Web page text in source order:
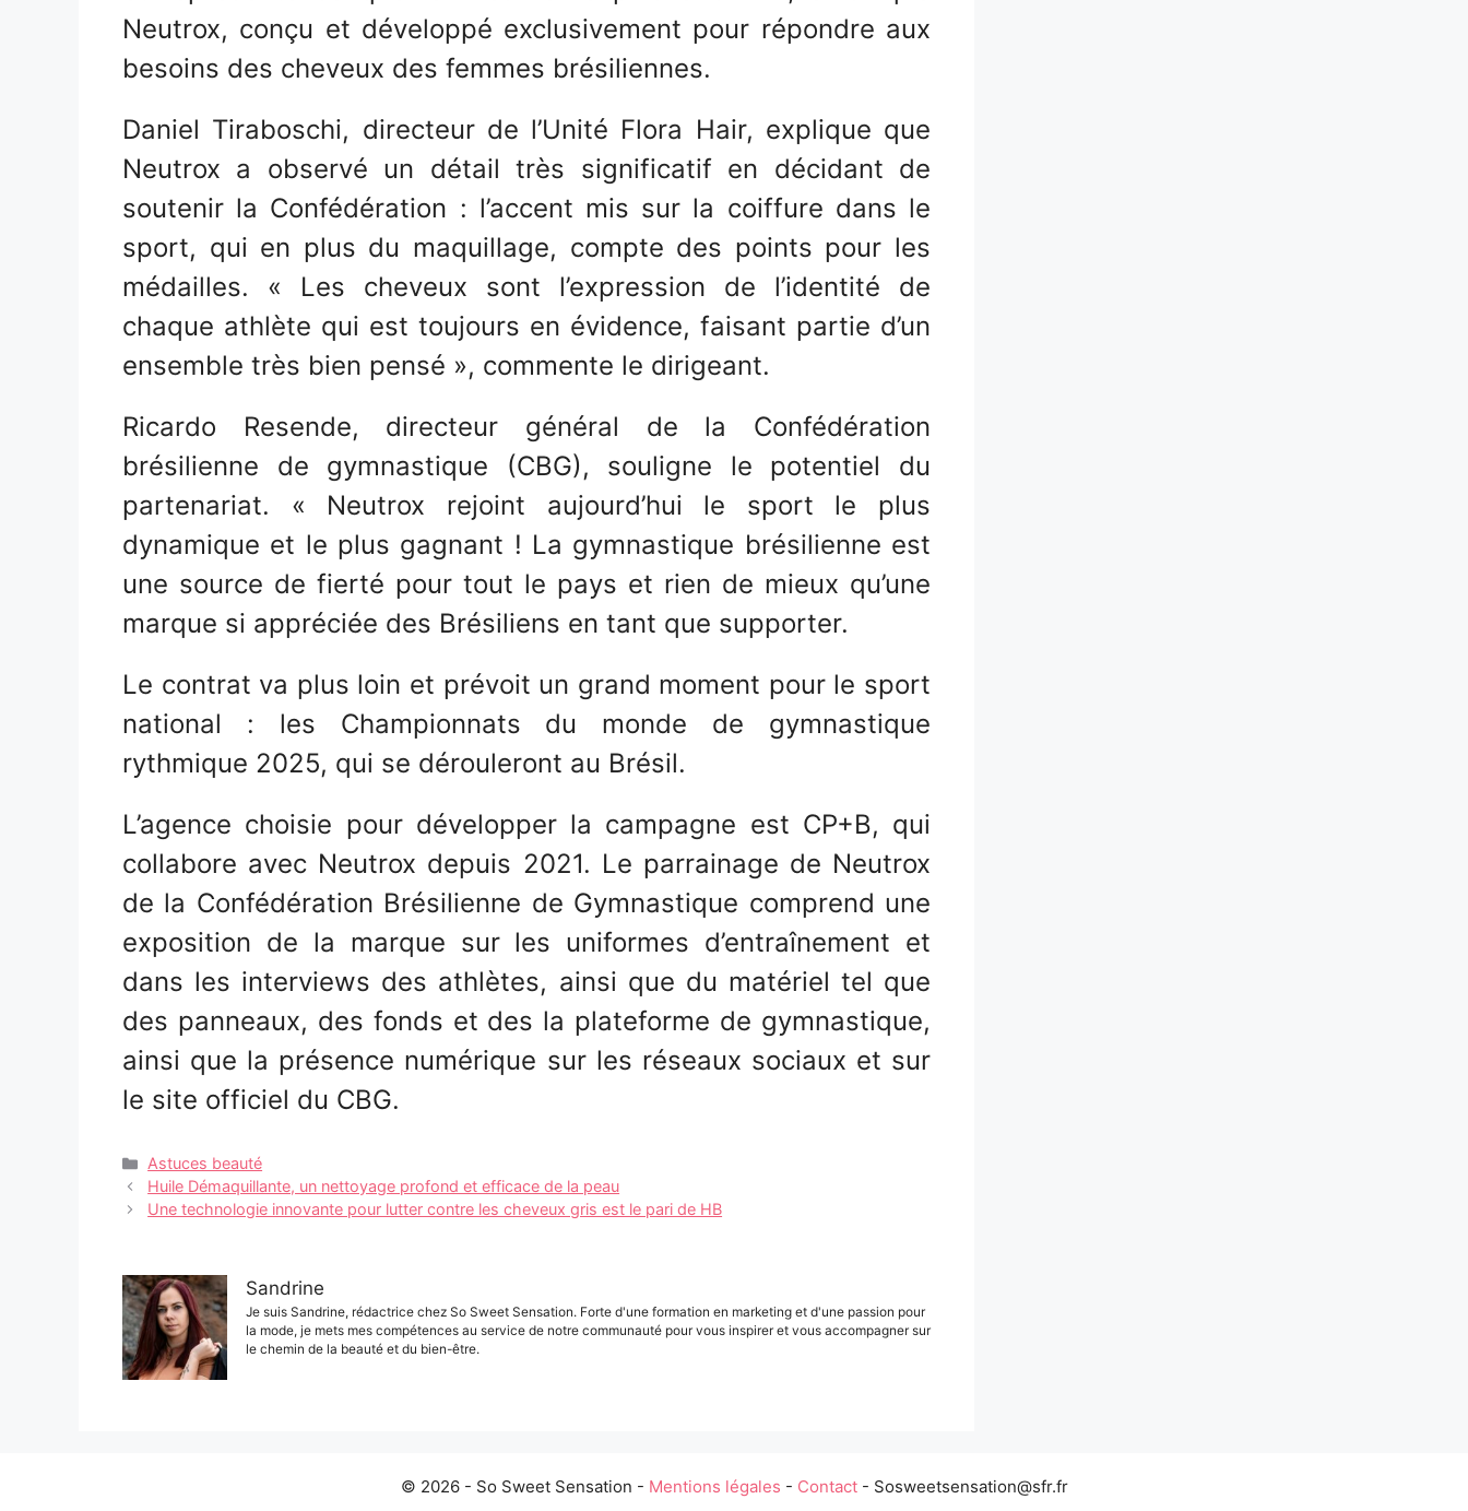
Neutrox, conçu et développé exclusivement pour répondre aux
besoins des cheveux des femmes brésiliennes.
Daniel Tiraboschi, directeur de l’Unité Flora Hair, explique que
Neutrox a observé un détail très significatif en décidant de
soutenir la Confédération : l’accent mis sur la coiffure dans le
sport, qui en plus du maquillage, compte des points pour les
médailles. « Les cheveux sont l’expression de l’identité de
chaque athlète qui est toujours en évidence, faisant partie d’un
ensemble très bien pensé », commente le dirigeant.
Ricardo Resende, directeur général de la Confédération
brésilienne de gymnastique (CBG), souligne le potentiel du
partenariat. « Neutrox rejoint aujourd’hui le sport le plus
dynamique et le plus gagnant ! La gymnastique brésilienne est
une source de fierté pour tout le pays et rien de mieux qu’une
marque si appréciée des Brésiliens en tant que supporter.
Le contrat va plus loin et prévoit un grand moment pour le sport
national : les Championnats du monde de gymnastique
rythmique 2025, qui se dérouleront au Brésil.
L’agence choisie pour développer la campagne est CP+B, qui
collabore avec Neutrox depuis 2021. Le parrainage de Neutrox
de la Confédération Brésilienne de Gymnastique comprend une
exposition de la marque sur les uniformes d’entraînement et
dans les interviews des athlètes, ainsi que du matériel tel que
des panneaux, des fonds et des la plateforme de gymnastique,
ainsi que la présence numérique sur les réseaux sociaux et sur
le site officiel du CBG.
Catégories
Astuces beauté
Navigation
des
Huile Démaquillante, un nettoyage profond et efficace de la peau
Une technologie innovante pour lutter contre les cheveux gris est le pari de HB
Sandrine
Je suis Sandrine, rédactrice chez So Sweet Sensation. Forte d'une formation en marketing et d'une passion pour
la mode, je mets mes compétences au service de notre communauté pour vous inspirer et vous accompagner sur
le chemin de la beauté et du bien-être.
© 2026 - So Sweet Sensation - Mentions légales - Contact- Sosweetsensation@sfr.fr